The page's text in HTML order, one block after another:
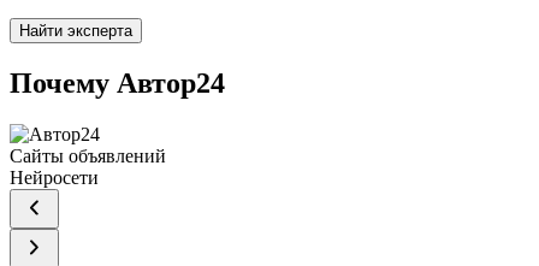
Найти эксперта
Почему Автор24
Сайты объявлений
Нейросети